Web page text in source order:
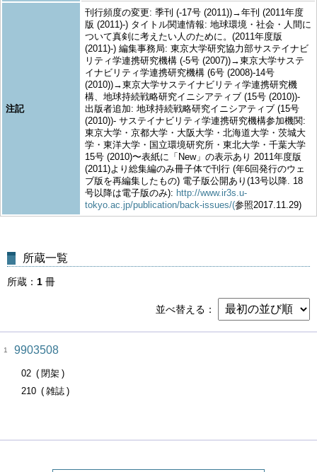
注記
刊行頻度の変更: 季刊 (-17号 (2011))→年刊 (2011年度
版 (2011)-) タイトル関連情報: 地球環境・社会・人間に
ついて真剣に考えたい人のために。(2011年度版
(2011)-) 編集事務局: 東京大学研究協力部サステイナビ
リティ学連携研究機構 (-5号 (2007))→東京大学サステ
イナビリティ学連携研究機構 (6号 (2008)-14号
(2010))→東京大学サステイナビリティ学連携研究機
構、地球持続戦略研究イニシアティブ (15号 (2010))-
出版者追加: 地球持続戦略研究イニシアティブ (15号
(2010))- サステイナビリティ学連携研究機構参加機関:
東京大学・京都大学・大阪大学・北海道大学・茨城大
学・東洋大学・国立環境研究所・東北大学・千葉大学
15号 (2010)〜表紙に「New」の表示あり 2011年度版
(2011)より総集編のみ冊子体で刊行 (年6回発行のウェ
ブ版を再編集したもの) 電子版公開あり(13号以降. 18
号以降は電子版のみ): http://www.ir3s.u-
tokyo.ac.jp/publication/back-issues/(参照2017.11.29)
所蔵一覧
所蔵 1 冊
並べ替える
1 9903508
02
閉架
210
雑誌